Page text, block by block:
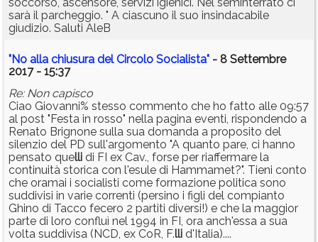
soccorso, ascensore, servizi igienici. Nel seminterrato ci
sarà il parcheggio. " A ciascuno il suo insindacabile
giudizio. Saluti AleB
"No alla chiusura del Circolo Socialista" - 8 Settembre
2017 - 15:37
Re: Non capisco
Ciao Giovanni% stesso commento che ho fatto alle 09:57
al post "Festa in rosso" nella pagina eventi, rispondendo a
Renato Brignone sulla sua domanda a proposito del
silenzio del PD sull'argomento "A quanto pare, ci hanno
pensato quelli di FI ex Cav., forse per riaffermare la
continuità storica con l'esule di Hammamet?". Tieni conto
che oramai i socialisti come formazione politica sono
suddivisi in varie correnti (persino i figli del compianto
Ghino di Tacco fecero 2 partiti diversi!) e che la maggior
parte di loro confluì nel 1994 in FI, ora anch'essa a sua
volta suddivisa (NCD, ex CoR, F.lli d'Italia)....